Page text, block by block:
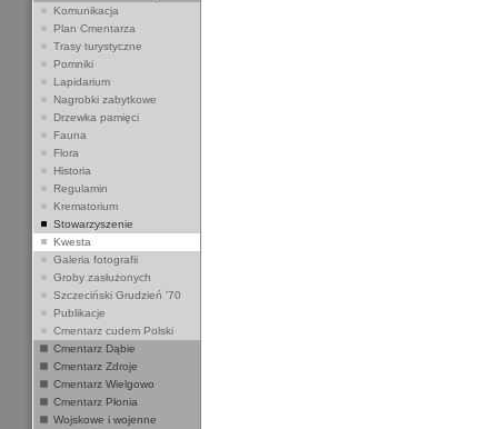
Komunikacja
Plan Cmentarza
Trasy turystyczne
Pomniki
Lapidarium
Nagrobki zabytkowe
Drzewka pamięci
Fauna
Flora
Historia
Regulamin
Krematorium
Stowarzyszenie
Kwesta
Galeria fotografii
Groby zasłużonych
Szczeciński Grudzień '70
Publikacje
Cmentarz cudem Polski
Cmentarz Dąbie
Cmentarz Zdroje
Cmentarz Wielgowo
Cmentarz Płonia
Wojskowe i wojenne